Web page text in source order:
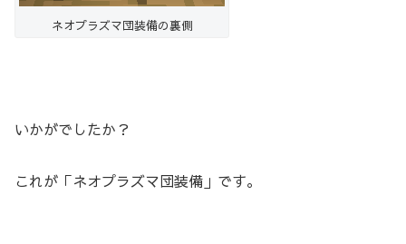
ネオプラズマ団装備の裏側
いかがでしたか？
これが「ネオプラズマ団装備」です。